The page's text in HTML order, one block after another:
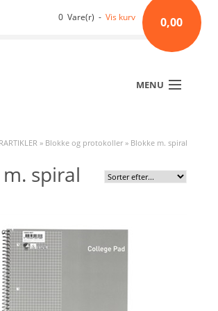
0 Vare(r) -Vis kurv 0,00
MENU
» Blokke og protokoller » Blokke m. spiral
spiral